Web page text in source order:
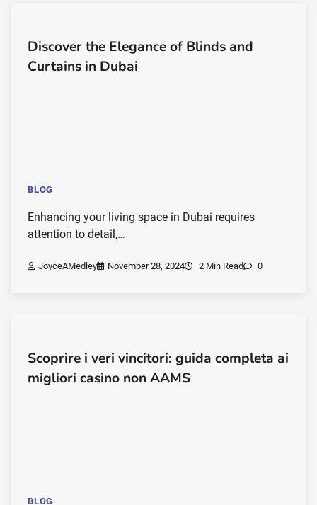
Discover the Elegance of Blinds and
Curtains in Dubai
BLOG
Enhancing your living space in Dubai requires
attention to detail,…
JoyceAMedley November 28, 2024 2 Min Read 0
Scoprire i veri vincitori: guida completa ai
migliori casino non AAMS
BLOG